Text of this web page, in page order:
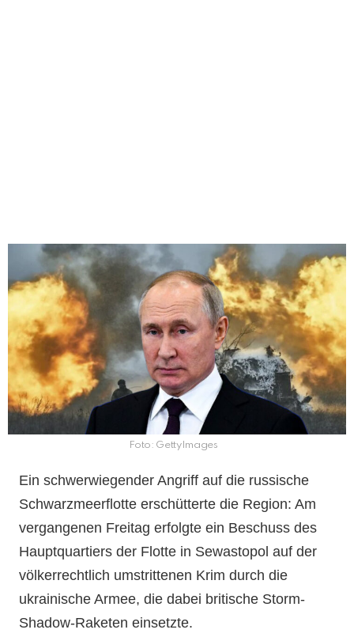
Foto: GettyImages
Ein schwerwiegender Angriff auf die russische
Schwarzmeerflotte erschütterte die Region: Am
vergangenen Freitag erfolgte ein Beschuss des
Hauptquartiers der Flotte in Sewastopol auf der
völkerrechtlich umstrittenen Krim durch die
ukrainische Armee, die dabei britische Storm-
Shadow-Raketen einsetzte.